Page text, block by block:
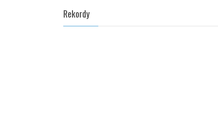
Rekordy